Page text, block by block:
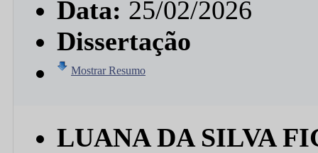
Data: 25/02/2026
Dissertação
Mostrar Resumo
LUANA DA SILVA